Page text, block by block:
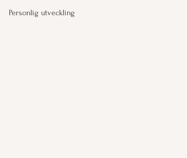
Personlig utveckling